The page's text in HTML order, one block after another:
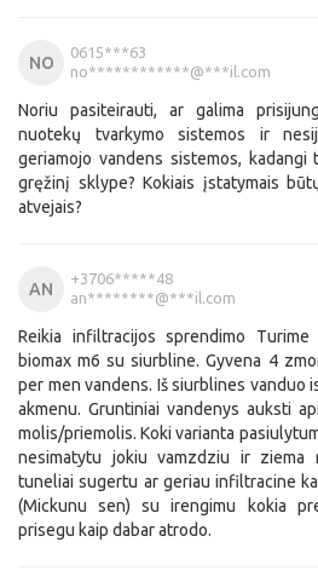
NO
0615***63
no************@***il.com
Noriu pasiteirauti, ar galima
nuotekų tvarkymo sistemos ir
geriamojo vandens sistemos,
gręžinį sklype? Kokiais įstatymais
atvejais?
AN
+3706*****48
an********@***il.com
Reikia infiltracijos sprendimo
biomax m6 su siurbline. Gyvena 4
per men vandens. Iš siurblines vanduo
akmenu. Gruntiniai vandenys auksti
molis/priemolis. Koki varianta
nesimatytu jokiu vamzdziu ir ziema
tuneliai sugertu ar geriau infiltracine
(Mickunu sen) su irengimu kokia
prisegu kaip dabar atrodo.